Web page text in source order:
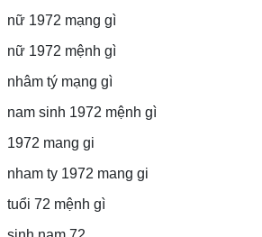
nữ 1972 mạng gì
nữ 1972 mệnh gì
nhâm tý mạng gì
nam sinh 1972 mệnh gì
1972 mang gi
nham ty 1972 mang gi
tuổi 72 mệnh gì